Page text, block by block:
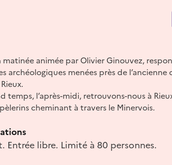
animée par Olivier Ginouvez,
archéologiques menées près de l’ancienne
temps, l’après-midi, retrouvons-nous à
cheminant à travers le Minervois.
Entrée libre. Limité à 80 personnes.